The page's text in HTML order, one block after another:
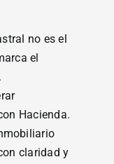
no es el
el
Hacienda.
claridad y